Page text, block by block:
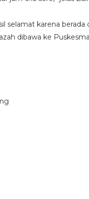
selamat karena
dibawa ke